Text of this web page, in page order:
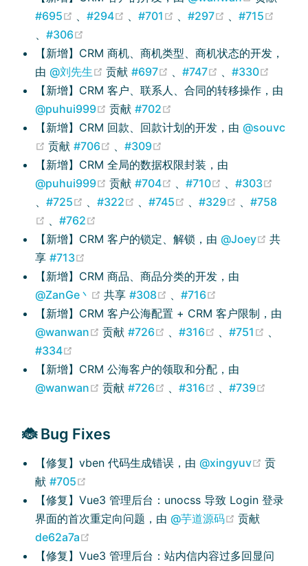
#695
(opens new window)
、#294 (opens new window)
、#701 (opens new window)
、#297 (opens new
、#715
(opens new window)
、#306
【新增】CRM 商机、商机类型、商机状态的开发，
由@刘先生 (opens new window)
贡献#697 (opens new window)
、#747 (opens new
、#330
【新增】CRM 客户、联系人、合同的转移操作，由
@puhui999
(opens new window)
贡献#702
【新增】CRM 回款、回款计划的开发，由@souvc
(opens new window)
贡献#706 (opens new window)
、#309
【新增】CRM 全局的数据权限封装，由
@puhui999
(opens new window)
贡献#704 (opens new window)
、#710 (opens new
、#303
(opens new window)
、#725 (opens new window)
、#322 (opens new window)
、#745 (opens new window)
、#329 (opens new
、#758
(opens new window)
、#762
【新增】CRM 客户的锁定、解锁，由@Joey
共
享#713
【新增】CRM 商品、商品分类的开发，由
@ZanGe丶
(opens new window)
共享#308 (opens new window)
、#716
【新增】CRM 客户公海配置 + CRM 客户限制，由
@wanwan
(opens new window)
贡献#726 (opens new window)
、#316 (opens new
、#751
、
#334
【新增】CRM 公海客户的领取和分配，由
@wanwan
(opens new window)
贡献#726 (opens new window)
、#316 (opens new
、#739
🐞 Bug Fixes
【修复】vben 代码生成错误，由@xingyuv (opens
贡
献#705
【修复】Vue3 管理后台：unocss 导致 Login 登录
界面的首次重定向问题，由@芋道源码 (opens new
贡献
de62a7a
【修复】Vue3 管理后台：站内信内容过多回显问